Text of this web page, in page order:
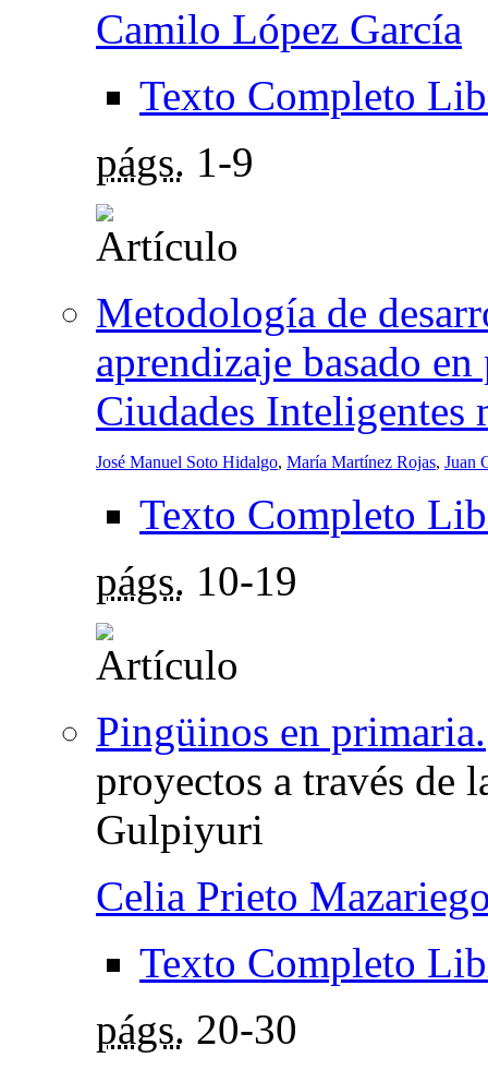
Camilo López García
Texto Completo
págs. 1-9
Metodología de
aprendizaje basado
Ciudades Inteligentes
José Manuel Soto Hidalgo, María Martínez Rojas, Juan
Texto Completo
págs. 10-19
Pingüinos en primaria.
proyectos a través de
Gulpiyuri
Celia Prieto
Texto Completo
págs. 20-30